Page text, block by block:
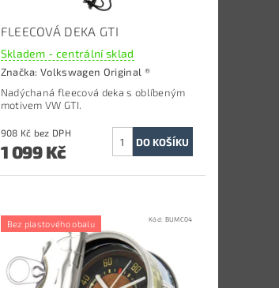
FLEECOVÁ DEKA GTI
Skladem - centrální sklad
Značka:Volkswagen Original ®
Nadýchaná fleecová deka s oblíbeným
motivem VW GTI.
908 Kč bez DPH
1 099 Kč
Bez plastového obalu Kód: BUMC04